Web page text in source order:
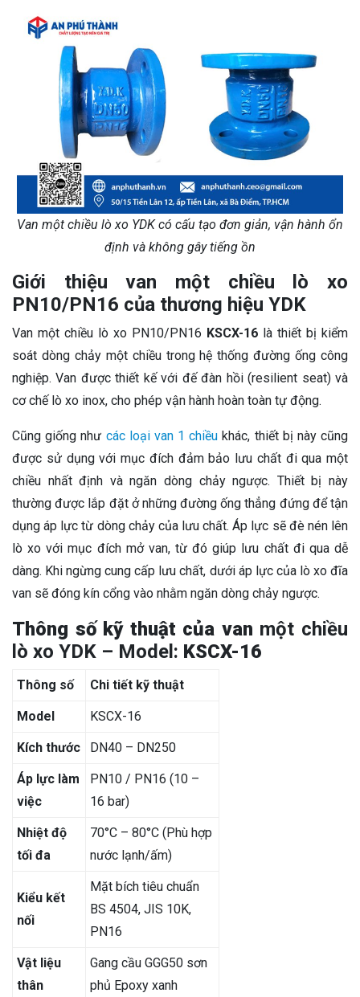
Van một chiều lò xo YDK có cấu tạo đơn giản, vận hành ổn
định và không gây tiếng ồn
Giới thiệu van một chiều lò xo
PN10/PN16 của thương hiệu YDK
Van một chiều lò xo PN10/PN16 KSCX-16 là thiết bị kiểm
soát dòng chảy một chiều trong hệ thống đường ống công
nghiệp. Van được thiết kế với đế đàn hồi (resilient seat) và
cơ chế lò xo inox, cho phép vận hành hoàn toàn tự động.
Cũng giống như các loại van 1 chiều khác, thiết bị này cũng
được sử dụng với mục đích đảm bảo lưu chất đi qua một
chiều nhất định và ngăn dòng chảy ngược. Thiết bị này
thường được lắp đặt ở những đường ống thẳng đứng để tận
dụng áp lực từ dòng chảy của lưu chất. Áp lực sẽ đè nén lên
lò xo với mục đích mở van, từ đó giúp lưu chất đi qua dễ
dàng. Khi ngừng cung cấp lưu chất, dưới áp lực của lò xo đĩa
van sẽ đóng kín cổng vào nhằm ngăn dòng chảy ngược.
Thông số kỹ thuật của van một chiều
lò xo YDK – Model: KSCX-16
Thông số Chi tiết kỹ thuật
Model KSCX-16
Kích thước DN40 – DN250
Áp lực làm
việc
PN10 / PN16 (10 –
16 bar)
Nhiệt độ
tối đa
70°C – 80°C (Phù hợp
nước lạnh/ấm)
Kiểu kết
nối
Mặt bích tiêu chuẩn
BS 4504, JIS 10K,
PN16
Vật liệu
thân
Gang cầu GGG50 sơn
phủ Epoxy xanh